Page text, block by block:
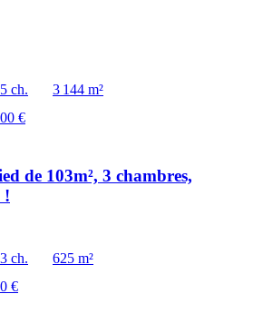
5 ch.
3 144 m²
€
de 103m², 3 chambres,
!
3 ch.
625 m²
€